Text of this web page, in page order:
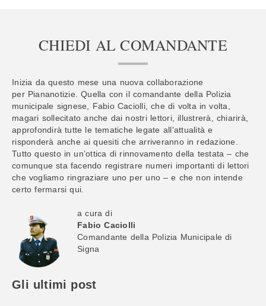
CHIEDI AL COMANDANTE
Inizia da questo mese una nuova collaborazione
per Piananotizie. Quella con il comandante della Polizia
municipale signese, Fabio Caciolli, che di volta in volta,
magari sollecitato anche dai nostri lettori, illustrerà, chiarirà,
approfondirà tutte le tematiche legate all’attualità e
risponderà anche ai quesiti che arriveranno in redazione.
Tutto questo in un’ottica di rinnovamento della testata – che
comunque sta facendo registrare numeri importanti di lettori
che vogliamo ringraziare uno per uno – e che non intende
certo fermarsi qui.
a cura di
Fabio Caciolli
Comandante della Polizia Municipale di
Signa
Gli ultimi post